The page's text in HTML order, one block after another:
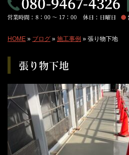
HOME » ブログ » 施工事例 » 張り物下地
張り物下地